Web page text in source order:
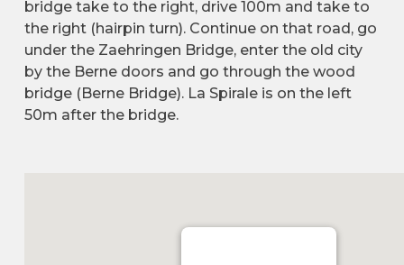
bridge take to the right, drive 100m and take to
the right (hairpin turn). Continue on that road, go
under the Zaehringen Bridge, enter the old city
by the Berne doors and go through the wood
bridge (Berne Bridge). La Spirale is on the left
50m after the bridge.